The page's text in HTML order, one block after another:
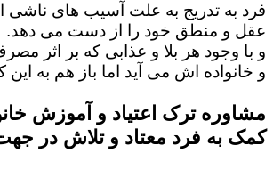
فرد به تدریج به علت آسیب های ناشی از
عقل و منطق خود را از دست می دهد.
و با وجود هر بلا و عذابی که بر اثر
و خانواده اش می آید اما باز هم به این
مشاوره ترک اعتیاد و آموزش
کمک به فرد معتاد و تلاش در